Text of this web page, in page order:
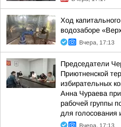
Ход
водозаборе
Вчера, 17:13
Председатели
Приютненской
избирательных
Анна Чураева
рабочей группы
для голосования
Вчера, 17:13